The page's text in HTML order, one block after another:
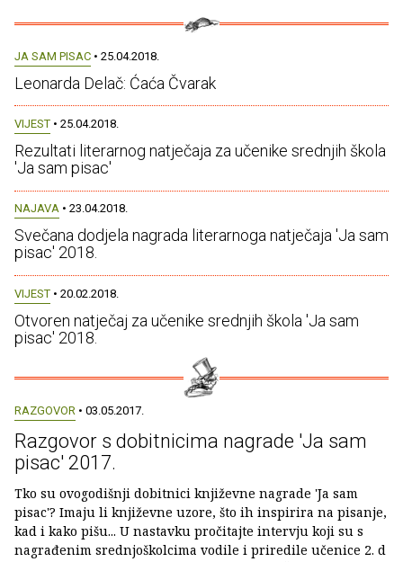
JA SAM PISAC • 25.04.2018.
Leonarda Delač: Ćaća Čvarak
VIJEST • 25.04.2018.
Rezultati literarnog natječaja za učenike srednjih škola
'Ja sam pisac'
NAJAVA • 23.04.2018.
Svečana dodjela nagrada literarnoga natječaja 'Ja sam
pisac' 2018.
VIJEST • 20.02.2018.
Otvoren natječaj za učenike srednjih škola 'Ja sam
pisac' 2018.
RAZGOVOR • 03.05.2017.
Razgovor s dobitnicima nagrade 'Ja sam
pisac' 2017.
Tko su ovogodišnji dobitnici književne nagrade 'Ja sam
pisac'? Imaju li književne uzore, što ih inspirira na pisanje,
kad i kako pišu... U nastavku pročitajte intervju koji su s
nagrađenim srednjoškolcima vodile i priredile učenice 2. d